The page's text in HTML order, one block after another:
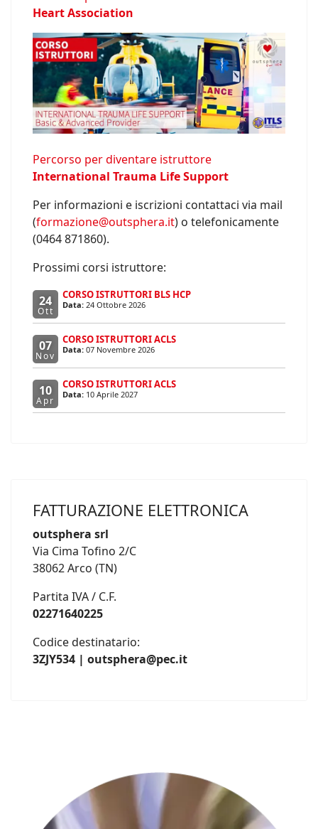
Heart Association
Percorso per diventare istruttore
International Trauma Life Support
Per informazioni e iscrizioni contattaci via mail
(formazione@outsphera.it) o telefonicamente
(0464 871860).
Prossimi corsi istruttore:
24
Ott
CORSO ISTRUTTORI BLS HCP
Data: 24 Ottobre 2026
07
Nov
CORSO ISTRUTTORI ACLS
Data: 07 Novembre 2026
10
Apr
CORSO ISTRUTTORI ACLS
Data: 10 Aprile 2027
FATTURAZIONE ELETTRONICA
outsphera srl
Via Cima Tofino 2/C
38062 Arco (TN)
Partita IVA / C.F.
02271640225
Codice destinatario:
3ZJY534 | outsphera@pec.it